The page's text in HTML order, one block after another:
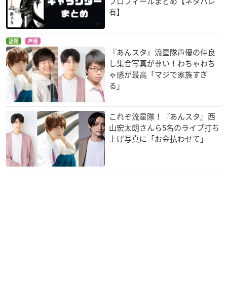
有】
話題 声優
『あんスタ』流星隊声優の仲良
し集合写真が尊い！わちゃわち
ゃ感が最高「マジで家族すぎ
る」
これぞ流星隊！『あんスタ』西
山宏太朗さんら5名のライブ打ち
上げ写真に「お金払わせて」